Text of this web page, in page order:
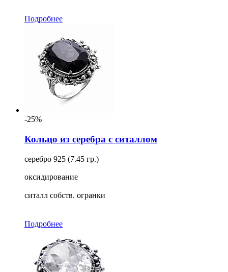
Подробнее
-25%
Кольцо из серебра с ситаллом
серебро 925 (7.45 гр.)
оксидирование
ситалл собств. огранки
Подробнее